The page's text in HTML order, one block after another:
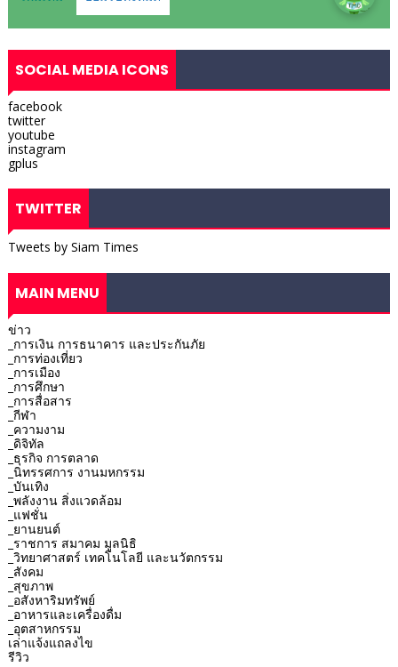
SOCIAL MEDIA ICONS
facebook
twitter
youtube
instagram
gplus
TWITTER
Tweets by Siam Times
MAIN MENU
ข่าว
_การเงิน การธนาคาร และประกันภัย
_การท่องเที่ยว
_การเมือง
_การศึกษา
_การสื่อสาร
_กีฬา
_ความงาม
_ดิจิทัล
_ธุรกิจ การตลาด
_นิทรรศการ งานมหกรรม
_บันเทิง
_พลังงาน สิ่งแวดล้อม
_แฟชั่น
_ยานยนต์
_ราชการ สมาคม มูลนิธิ
_วิทยาศาสตร์ เทคโนโลยี และนวัตกรรม
_สังคม
_สุขภาพ
_อสังหาริมทรัพย์
_อาหารและเครื่องดื่ม
_อุตสาหกรรม
เล่าแจ้งแถลงไข
รีวิว